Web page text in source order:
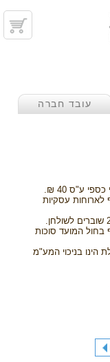
עובד חברה
ע"ס 40 ₪.
לארוחות עסקיות
בחול המועד סוכות
הינו בניכוי המע"מ